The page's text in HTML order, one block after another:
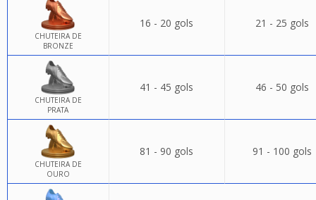
CHUTEIRA DE
BRONZE
16 - 20 gols 21 - 25 gols
CHUTEIRA DE
PRATA
41 - 45 gols 46 - 50 gols
CHUTEIRA DE
OURO
81 - 90 gols 91 - 100 gols